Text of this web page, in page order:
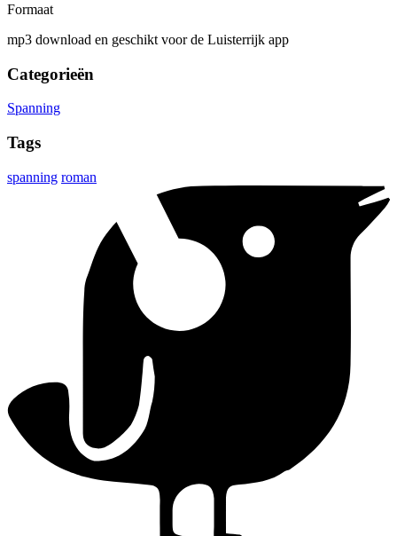
Formaat
mp3 download en geschikt voor de Luisterrijk app
Categorieën
Spanning
Tags
spanning roman